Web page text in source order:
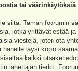
tai
siitä. Tämän foorumin
jotka yrittävät estää ja
viestejä, joten ota
hänelle täysi kopio
kaikki
lähettäjän tiedot.